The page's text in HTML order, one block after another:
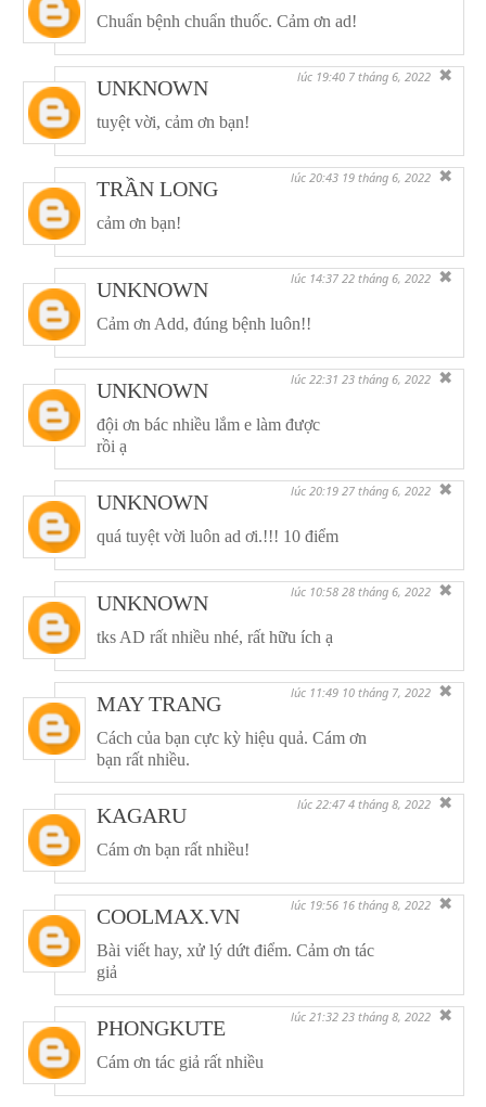
Chuẩn bệnh chuẩn thuốc. Cảm ơn ad!
UNKNOWN lúc 19:40 7 tháng 6, 2022 ✖
tuyệt vời, cảm ơn bạn!
TRẦN LONG lúc 20:43 19 tháng 6, 2022 ✖
cảm ơn bạn!
UNKNOWN lúc 14:37 22 tháng 6, 2022 ✖
Cảm ơn Add, đúng bệnh luôn!!
UNKNOWN lúc 22:31 23 tháng 6, 2022 ✖
đội ơn bác nhiều lắm e làm được
rồi ạ
UNKNOWN lúc 20:19 27 tháng 6, 2022 ✖
quá tuyệt vời luôn ad ơi.!!! 10 điểm
UNKNOWN lúc 10:58 28 tháng 6, 2022 ✖
tks AD rất nhiều nhé, rất hữu ích ạ
MAY TRANG lúc 11:49 10 tháng 7, 2022 ✖
Cách của bạn cực kỳ hiệu quả. Cám ơn
bạn rất nhiều.
KAGARU lúc 22:47 4 tháng 8, 2022 ✖
Cám ơn bạn rất nhiều!
COOLMAX.VN lúc 19:56 16 tháng 8, 2022 ✖
Bài viết hay, xử lý dứt điểm. Cảm ơn tác
giả
PHONGKUTE lúc 21:32 23 tháng 8, 2022 ✖
Cám ơn tác giả rất nhiều